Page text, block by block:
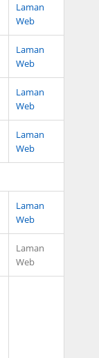
Laman
Web
Laman
Web
Laman
Web
Laman
Web
Laman
Web
Laman
Web